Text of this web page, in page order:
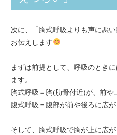
次に、「胸式呼吸よりも声に悪
お伝えします
まずは前提として、呼吸のとき
ます。
胸式呼吸＝胸(肋骨付近)が、前や
腹式呼吸＝腹部が前や後ろに広
そして、胸式呼吸で胸が上に広が